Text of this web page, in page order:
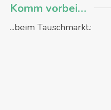
Komm vorbei…
...beim Tauschmarkt.: